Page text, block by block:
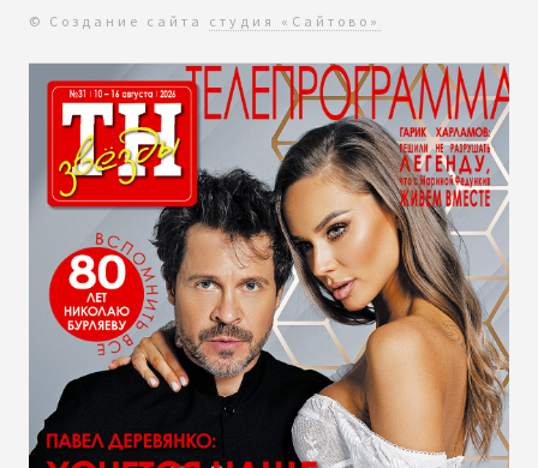
© Создание сайта студия «Сайтово»